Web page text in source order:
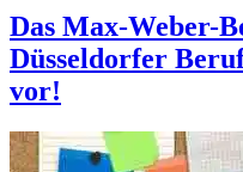
Das Max-Weber-
Düsseldorfer
vor!